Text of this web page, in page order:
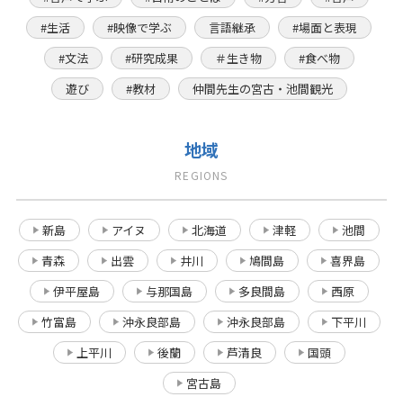
#生活
#映像で学ぶ 言語継承
#場面と表現
#文法
#研究成果 ＃生き物
#食べ物
遊び
#教材 仲間先生の宮古・池間観光
地域
REGIONS
新島 アイヌ 北海道 津軽
池間
青森
出雲 井川 鳩間島
喜界島
伊平屋島
与那国島 多良間島
西原
竹富島
沖永良部島 沖永良部島
下平川
上平川
後蘭 芦清良
国頭
宮古島